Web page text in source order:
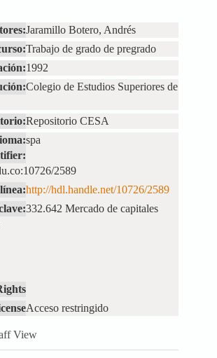
Jaramillo Botero, Andrés
Trabajo de grado de pregrado
1992
Colegio de Estudios Superiores de
Repositorio CESA
spa
2589
http://hdl.handle.net/10726/2589
332.642 Mercado de capitales
Acceso restringido
View